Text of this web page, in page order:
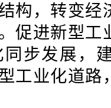
构，转变经
促进新型工
步发展，
工业化道路